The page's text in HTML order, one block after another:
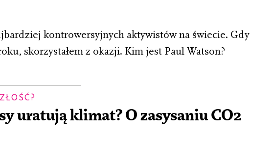
kontrowersyjnych aktywistów na świecie. Gdy
skorzystałem z okazji. Kim jest Paul Watson?
uratują klimat? O zasysaniu CO2